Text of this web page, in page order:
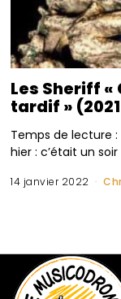
Les Sheriff
tardif »
Temps de lecture :
hier : c’était un
14 janvier 2022